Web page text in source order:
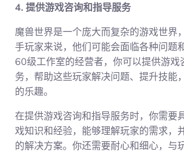
4. 提供游戏咨询和指导服务
魔兽世界是一个庞大而复杂的游戏世界
手玩家来说，他们可能会面临各种问题
60级工作室的经营者，你可以提供游戏
务，帮助这些玩家解决问题、提升技能
的乐趣。
在提供游戏咨询和指导服务时，你需要
戏知识和经验，能够理解玩家的需求，
的解决方案。你还需要耐心和细心，与